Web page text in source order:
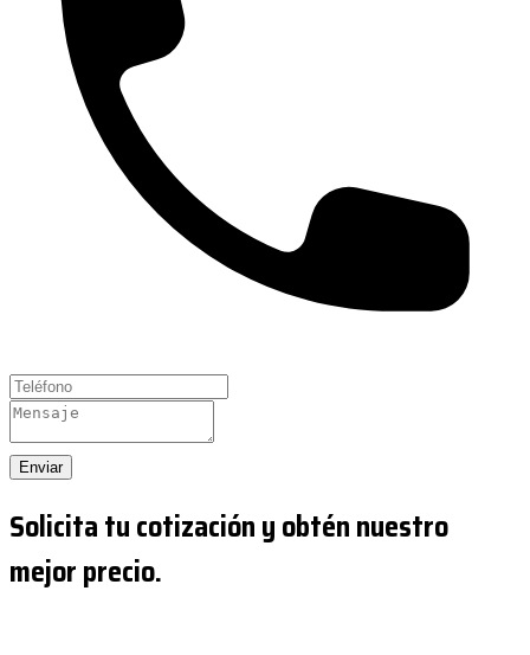
Enviar
Solicita tu cotización y obtén nuestro
mejor precio.